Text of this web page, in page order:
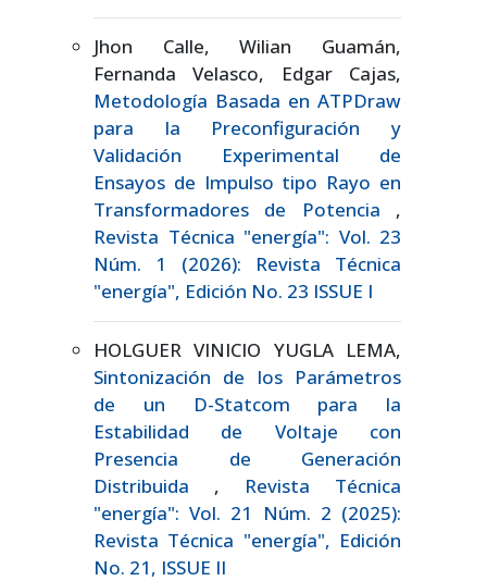
Jhon Calle, Wilian Guamán,
Fernanda Velasco, Edgar Cajas,
Metodología Basada en ATPDraw
para la Preconfiguración y
Validación Experimental de
Ensayos de Impulso tipo Rayo en
Transformadores de Potencia ,
Revista Técnica "energía": Vol. 23
Núm. 1 (2026): Revista Técnica
"energía", Edición No. 23 ISSUE I
HOLGUER VINICIO YUGLA LEMA,
Sintonización de los Parámetros
de un D-Statcom para la
Estabilidad de Voltaje con
Presencia de Generación
Distribuida , Revista Técnica
"energía": Vol. 21 Núm. 2 (2025):
Revista Técnica "energía", Edición
No. 21, ISSUE II